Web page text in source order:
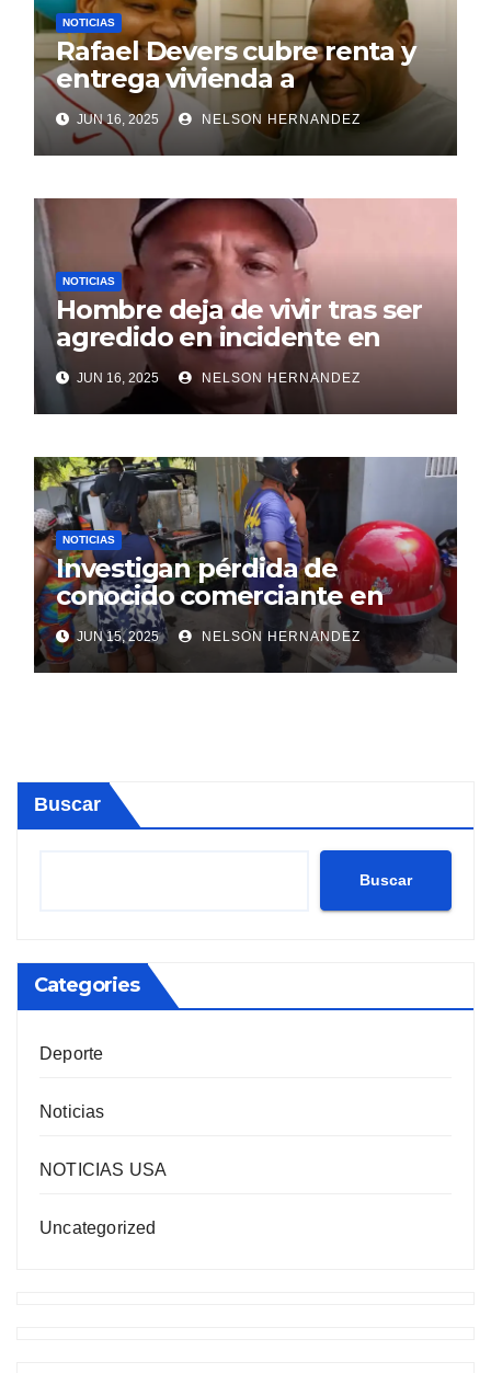
NOTICIAS
Rafael Devers cubre renta y
entrega vivienda a
exentrenador en RD
JUN 16, 2025 NELSON HERNANDEZ
NOTICIAS
Hombre deja de vivir tras ser
agredido en incidente en
SDE
JUN 16, 2025 NELSON HERNANDEZ
NOTICIAS
Investigan pérdida de
conocido comerciante en
Sosúa
JUN 15, 2025 NELSON HERNANDEZ
Buscar
Buscar
Categories
Deporte
Noticias
NOTICIAS USA
Uncategorized